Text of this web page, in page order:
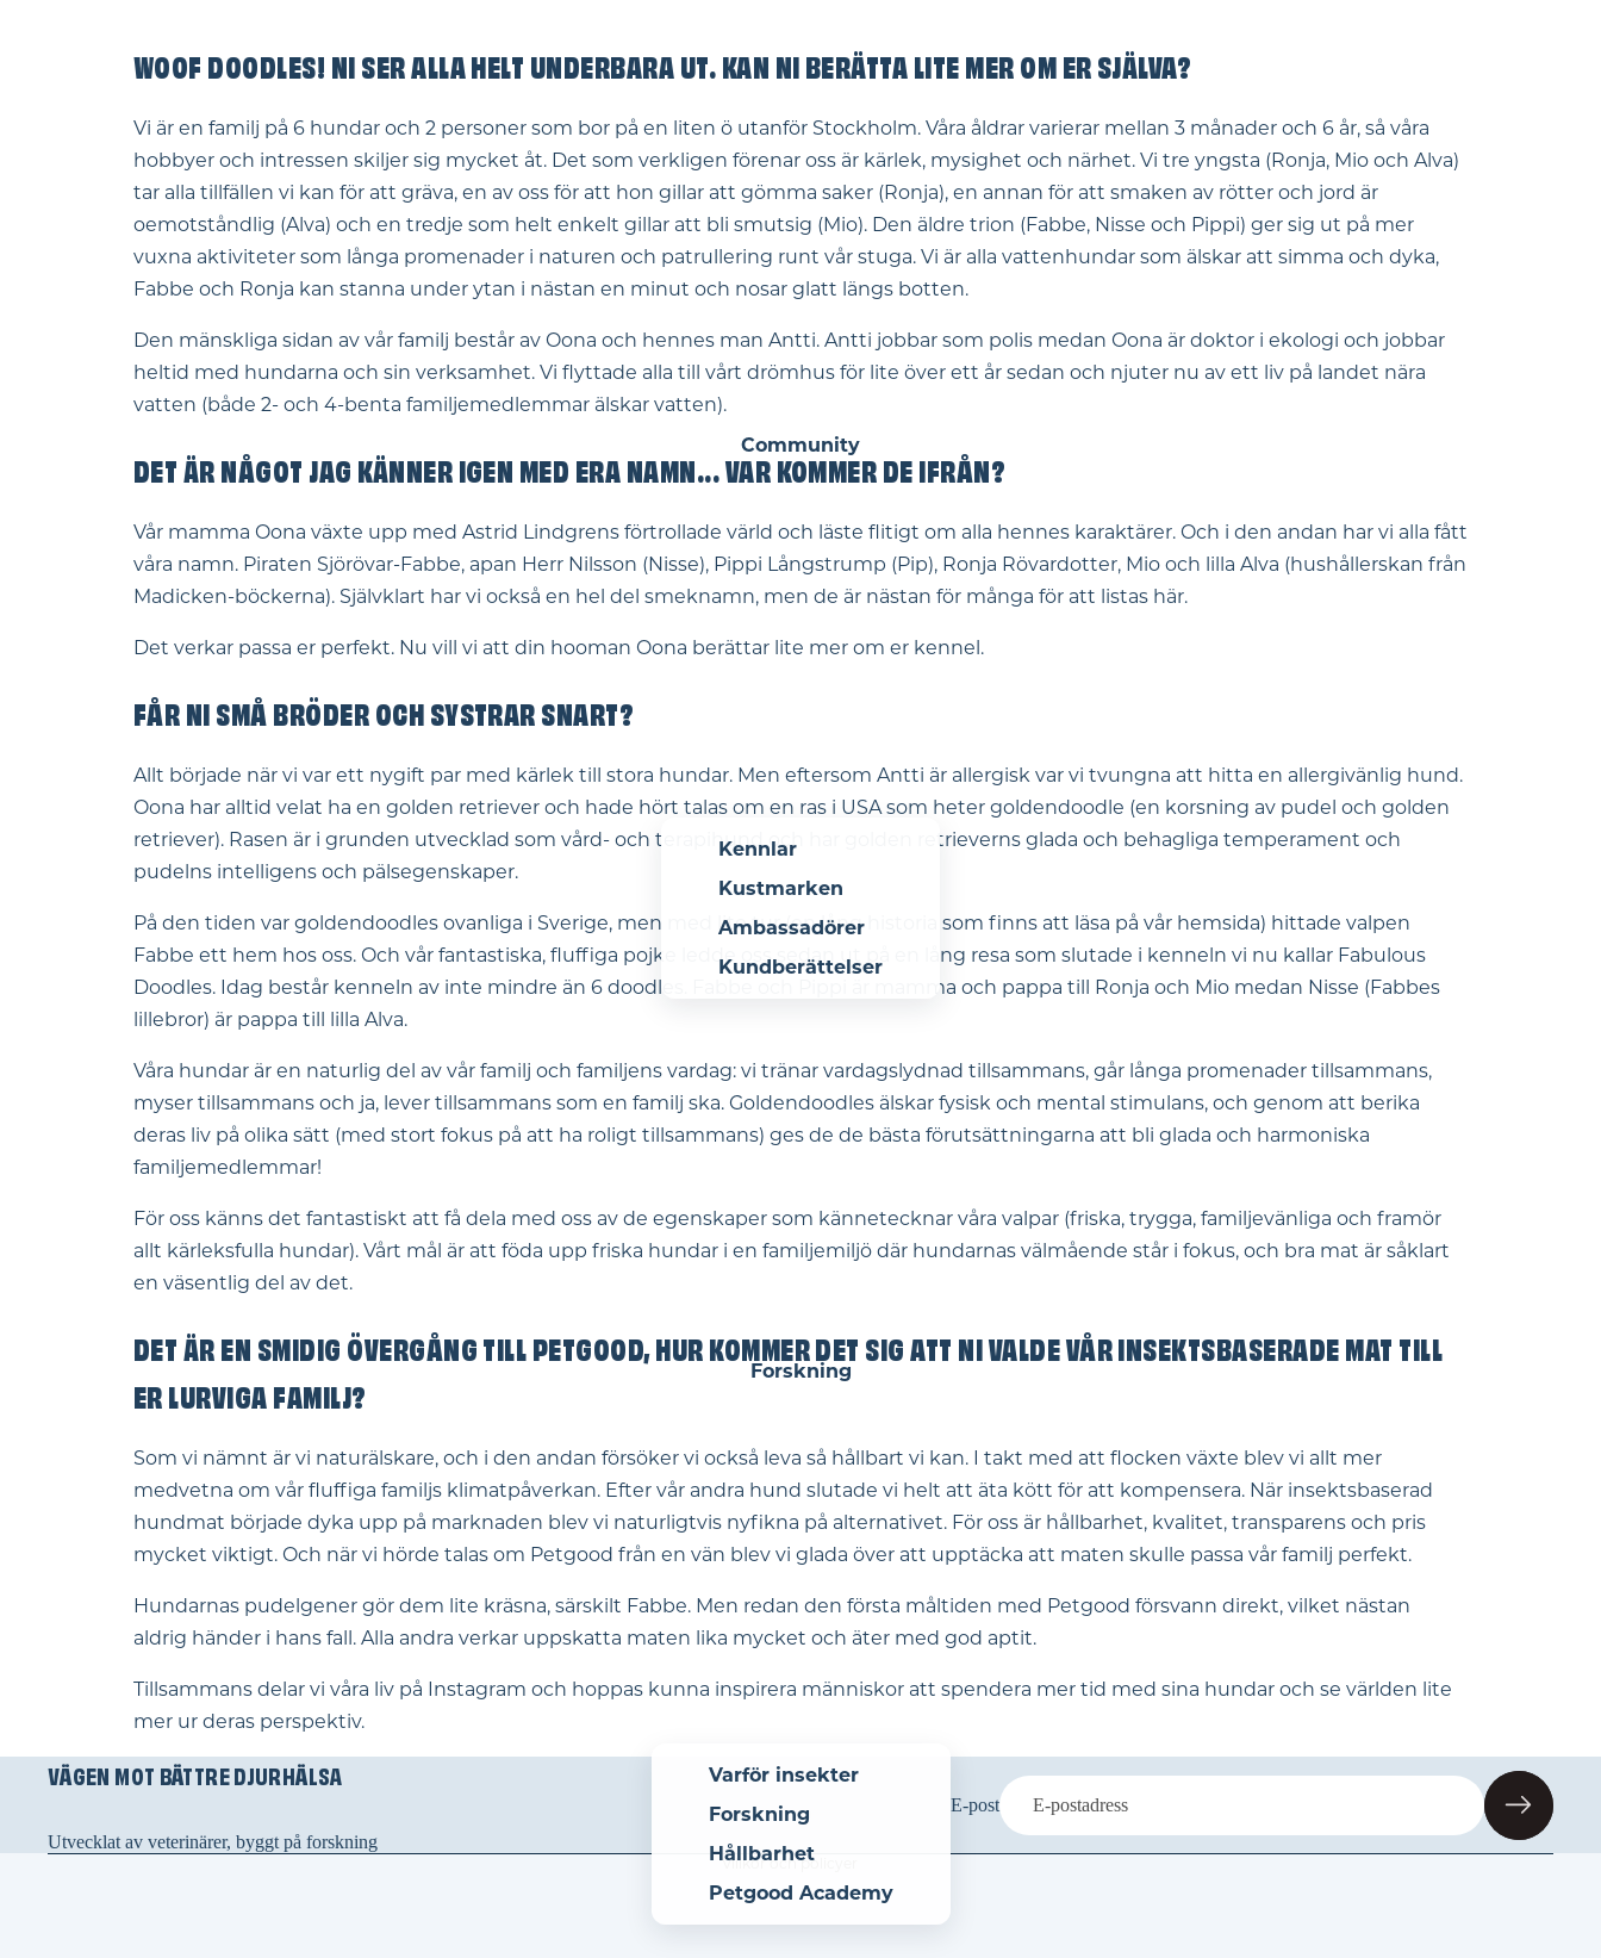
Community
Kennlar
Kustmarken
Ambassadörer
Kundberättelser
Forskning
Varför insekter
Forskning
Hållbarhet
Petgood Academy
WOOF DOODLES! NI SER ALLA HELT UNDERBARA UT. KAN NI BERÄTTA LITE MER OM ER SJÄLVA?
Vi är en familj på 6 hundar och 2 personer som bor på en liten ö utanför Stockholm. Våra åldrar varierar mellan 3 månader och 6 år, så våra
hobbyer och intressen skiljer sig mycket åt. Det som verkligen förenar oss är kärlek, mysighet och närhet. Vi tre yngsta (Ronja, Mio och Alva)
tar alla tillfällen vi kan för att gräva, en av oss för att hon gillar att gömma saker (Ronja), en annan för att smaken av rötter och jord är
oemotståndlig (Alva) och en tredje som helt enkelt gillar att bli smutsig (Mio). Den äldre trion (Fabbe, Nisse och Pippi) ger sig ut på mer
vuxna aktiviteter som långa promenader i naturen och patrullering runt vår stuga. Vi är alla vattenhundar som älskar att simma och dyka,
Fabbe och Ronja kan stanna under ytan i nästan en minut och nosar glatt längs botten.
Den mänskliga sidan av vår familj består av Oona och hennes man Antti. Antti jobbar som polis medan Oona är doktor i ekologi och jobbar
heltid med hundarna och sin verksamhet. Vi flyttade alla till vårt drömhus för lite över ett år sedan och njuter nu av ett liv på landet nära
vatten (både 2- och 4-benta familjemedlemmar älskar vatten).
DET ÄR NÅGOT JAG KÄNNER IGEN MED ERA NAMN... VAR KOMMER DE IFRÅN?
Vår mamma Oona växte upp med Astrid Lindgrens förtrollade värld och läste flitigt om alla hennes karaktärer. Och i den andan har vi alla fått
våra namn. Piraten Sjörövar-Fabbe, apan Herr Nilsson (Nisse), Pippi Långstrump (Pip), Ronja Rövardotter, Mio och lilla Alva (hushållerskan från
Madicken-böckerna). Självklart har vi också en hel del smeknamn, men de är nästan för många för att listas här.
Det verkar passa er perfekt. Nu vill vi att din hooman Oona berättar lite mer om er kennel.
FÅR NI SMÅ BRÖDER OCH SYSTRAR SNART?
Allt började när vi var ett nygift par med kärlek till stora hundar. Men eftersom Antti är allergisk var vi tvungna att hitta en allergivänlig hund.
Oona har alltid velat ha en golden retriever och hade hört talas om en ras i USA som heter goldendoodle (en korsning av pudel och golden
retriever). Rasen är i grunden utvecklad som vård- och terapihund och har golden retrieverns glada och behagliga temperament och
pudelns intelligens och pälsegenskaper.
På den tiden var goldendoodles ovanliga i Sverige, men med lite tur (en lång historia som finns att läsa på vår hemsida) hittade valpen
Fabbe ett hem hos oss. Och vår fantastiska, fluffiga pojke ledde oss sedan ut på en lång resa som slutade i kenneln vi nu kallar Fabulous
Doodles. Idag består kenneln av inte mindre än 6 doodles. Fabbe och Pippi är mamma och pappa till Ronja och Mio medan Nisse (Fabbes
lillebror) är pappa till lilla Alva.
Våra hundar är en naturlig del av vår familj och familjens vardag: vi tränar vardagslydnad tillsammans, går långa promenader tillsammans,
myser tillsammans och ja, lever tillsammans som en familj ska. Goldendoodles älskar fysisk och mental stimulans, och genom att berika
deras liv på olika sätt (med stort fokus på att ha roligt tillsammans) ges de de bästa förutsättningarna att bli glada och harmoniska
familjemedlemmar!
För oss känns det fantastiskt att få dela med oss av de egenskaper som kännetecknar våra valpar (friska, trygga, familjevänliga och framör
allt kärleksfulla hundar). Vårt mål är att föda upp friska hundar i en familjemiljö där hundarnas välmående står i fokus, och bra mat är såklart
en väsentlig del av det.
DET ÄR EN SMIDIG ÖVERGÅNG TILL PETGOOD, HUR KOMMER DET SIG ATT NI VALDE VÅR INSEKTSBASERADE MAT TILL
ER LURVIGA FAMILJ?
Som vi nämnt är vi naturälskare, och i den andan försöker vi också leva så hållbart vi kan. I takt med att flocken växte blev vi allt mer
medvetna om vår fluffiga familjs klimatpåverkan. Efter vår andra hund slutade vi helt att äta kött för att kompensera. När insektsbaserad
hundmat började dyka upp på marknaden blev vi naturligtvis nyfikna på alternativet. För oss är hållbarhet, kvalitet, transparens och pris
mycket viktigt. Och när vi hörde talas om Petgood från en vän blev vi glada över att upptäcka att maten skulle passa vår familj perfekt.
Hundarnas pudelgener gör dem lite kräsna, särskilt Fabbe. Men redan den första måltiden med Petgood försvann direkt, vilket nästan
aldrig händer i hans fall. Alla andra verkar uppskatta maten lika mycket och äter med god aptit.
Tillsammans delar vi våra liv på Instagram och hoppas kunna inspirera människor att spendera mer tid med sina hundar och se världen lite
mer ur deras perspektiv.
VÄGEN MOT BÄTTRE DJURHÄLSA
Utvecklat av veterinärer, byggt på forskning
E-post
Villkor och policyer
Användarvillkor
Kontaktinformation